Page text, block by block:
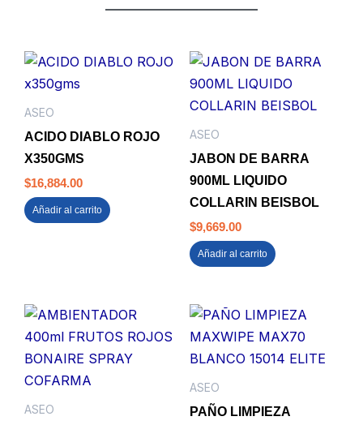
ASEO
ACIDO DIABLO ROJO
X350GMS
$16,884.00
Añadir al carrito
ASEO
JABON DE BARRA
900ML LIQUIDO
COLLARIN BEISBOL
$9,669.00
Añadir al carrito
ASEO
ASEO
PAÑO LIMPIEZA